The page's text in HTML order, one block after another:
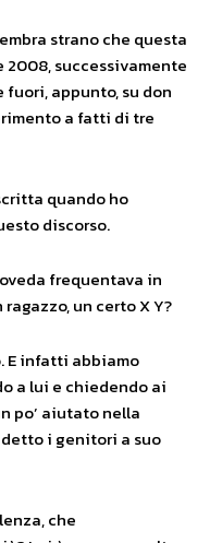
strano che questa
successivamente
appunto, su don
a fatti di tre
quando ho
discorso.
frequentava in
un certo X Y?
E infatti abbiamo
a lui e chiedendo ai
po’ aiutato nella
i genitori a suo
che